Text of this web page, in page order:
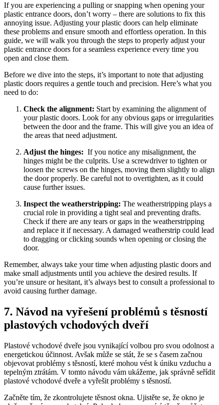
If you ​are experiencing a ​pulling or snapping when opening your
plastic entrance doors, don’t worry ‍–⁤ there ⁢are solutions ‍to ⁣fix this
annoying issue. Adjusting your plastic doors ⁢can help eliminate
these⁤ problems⁣ and ensure smooth⁢ and effortless operation. In this
guide, we will walk you through the steps to properly adjust‌ your
plastic entrance doors for a seamless‌ experience every time you
open ​and close them.
Before ⁤we⁢ dive ‍into the steps, it’s important to note that adjusting
‍plastic doors‌ requires a gentle touch and precision. Here’s ⁢what you
need ⁤to do:
Check the alignment: Start ​by ⁣examining‍ the alignment of
your plastic doors. ​Look for any ⁣obvious gaps or irregularities
‌between the door ⁢and ​the frame.⁢ This⁢ will give you ⁤an idea of
the areas⁤ that need adjustment.
Adjust the hinges: ⁣ If you​ notice any misalignment, the
hinges might be the‍ culprits. Use a screwdriver to tighten or
loosen the screws on⁤ the hinges, moving them slightly to align
​the door properly. Be careful not to⁢ overtighten, as it could
cause further issues.
Inspect the weatherstripping: The weatherstripping plays​ a
crucial‌ role in providing a tight seal and ‍preventing drafts.
Check if there are any‌ tears or ‍gaps in​ the ​weatherstripping
and replace it if necessary. ‍A damaged weatherstrip could lead
‌to​ dragging or‌ clicking sounds when opening or ⁢closing the
door.
Remember, ⁣always take your⁣ time ⁢when adjusting plastic doors and
⁣make small adjustments until you achieve‌ the desired‍ results. ​If
⁤you’re unsure ⁣or hesitant, ⁢it’s always ​best to consult a professional to
avoid causing further damage.
7.⁢ Návod na vyřešení problémů⁤ s těsností
plastových‌ vchodových dveří
Plastové vchodové ‍dveře jsou vynikající volbou pro svou odolnost a
⁣energetickou účinnost. Avšak může​ se stát, že se ⁣s časem začnou
objevovat problémy‌ s těsností, ⁣které mohou vést k⁢ úniku vzduchu a
tepelným ztrátám.⁣ V tomto návodu vám ukážeme, jak⁢ správně seřídit
plastové vchodové dveře a vyřešit problémy s těsností.
Začněte tím, že ​zkontrolujete ⁤těsnost okna. Ujistěte se, že okno je